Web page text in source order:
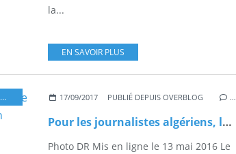
la...
EN SAVOIR PLUS
MAGHREB-MACHREQ
17/09/2017 PUBLIÉ DEPUIS OVERBLOG …
Pour les journalistes algériens, le monde ouvrier n'existe pas en Algérie
Photo DR Mis en ligne le 13 mai 2016 Le